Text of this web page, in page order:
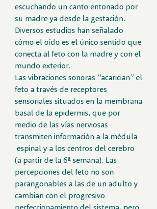
escuchando un canto entonado por
su madre ya desde la gestación.
Diversos estudios han señalado
cómo el oído es el único sentido que
conecta al feto con la madre y con el
mundo exterior.
Las vibraciones sonoras “acarician” el
feto a través de receptores
sensoriales situados en la membrana
basal de la epidermis, que por
medio de las vías nerviosas
transmiten información a la médula
espinal y a los centros del cerebro
(a partir de la 6ª semana). Las
percepciones del feto no son
parangonables a las de un adulto y
cambian con el progresivo
perfeccionamiento del sistema, pero